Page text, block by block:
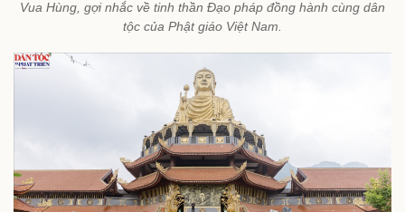
Vua Hùng, gợi nhắc về tinh thần Đạo pháp đồng hành cùng dân
tộc của Phật giáo Việt Nam.